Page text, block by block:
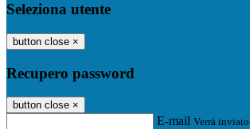
Seleziona utente
button close ×
Recupero password
button close ×
E-mail Verrà